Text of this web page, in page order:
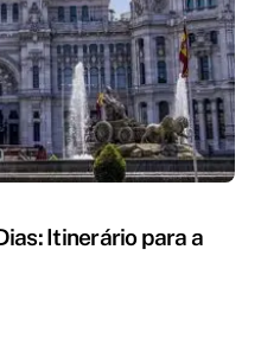
Itinerário para a